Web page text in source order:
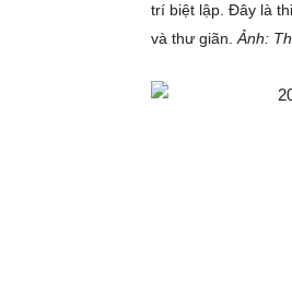
trí biệt lập. Đây là
và thư giãn. Ảnh: